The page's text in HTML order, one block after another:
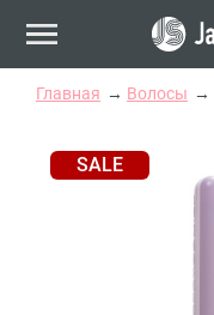
Главная Волосы
SALE